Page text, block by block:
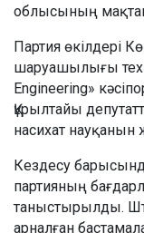
облысының
Партия өкілдері
шаруашылығы
Engineering»
Құрылтайы
насихат науқанын
Кездесу
партияның
таныстырылды.
арналған